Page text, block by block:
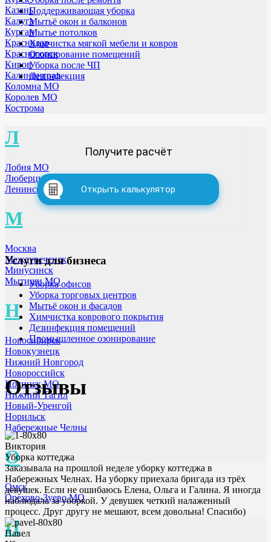
Казань
Калуга
Курган
Краснодар
Красногорск
Киров
Калининград
Коломна МО
Королев МО
Кострома
Л
Лобня МО
Люберцы
Ленинск-Кузнецкий
М
Москва
Междуреченск
Минусинск
Мытищи МО
Н
Новосибирск
Новокузнецк
Нижний Новгород
Новороссийск
Ногинск МО
Нижний Тагил
Новый-Уренгой
Норильск
Набережные Челны
О
Омск
Орехово-Зуево МО
П
Поддерживающая уборка
Мытьё окон и балконов
Мытье потолков
Химчистка мягкой мебели и ковров
Озонирование помещений
Уборка после ЧП
Дезинфекция
Получите расчёт
Открыть калькулятор
Услуги для бизнеса
Уборка офисов
Уборка торговых центров
Мытьё окон и фасадов
Химчистка коврового покрытия
Дезинфекция помещений
Промышленное озонирование
Отзывы
Виктория
Уборка коттеджа
Заказывала на прошлой неделе уборку коттеджа в
Набережных Челнах. На уборку приехала бригада из трёх
девушек. Если не ошибаюсь Елена, Ольга и Галина. Я иногда
наблюдала за уборкой. У девушек четкий налаженный
процесс. Друг другу не мешают, всем довольна! Спасибо)
Павел